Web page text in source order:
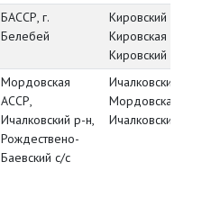
БАССР, г.
Белебей
Кировский РВК,
Кировская обл.,
Кировский р-н
Мордовская
АССР,
Ичалковский р-н,
Рождествено-
Баевский с/с
Ичалковский
Мордовская
Ичалковский р-н